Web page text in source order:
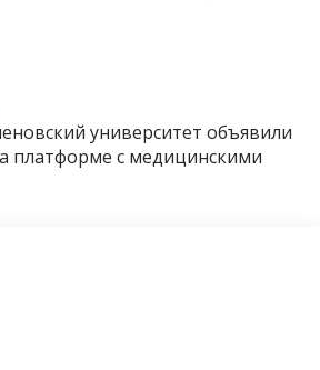
университет объявили
платформе с медицинскими